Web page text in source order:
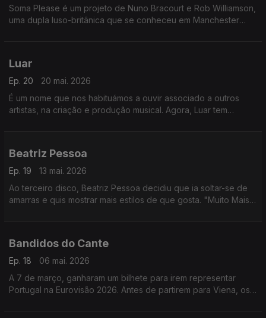
Soma Please é um projeto de Nuno Bracourt e Rob Williamson,
uma dupla luso-britânica que se conheceu em Manchester
Luar
Ep. 20
20 mai. 2026
É um nome que nos habituámos a ouvir associado a outros
artistas, na criação e produção musical. Agora, Luar tem
Beatriz Pessoa
Ep. 19
13 mai. 2026
Ao terceiro disco, Beatriz Pessoa decidiu que ia soltar-se de
amarras e quis mostrar mais estilos de que gosta. "Muito Mais"
Bandidos do Cante
Ep. 18
06 mai. 2026
A 7 de março, ganharam um bilhete para irem representar
Portugal na Eurovisão 2026. Antes de partirem para Viena, os